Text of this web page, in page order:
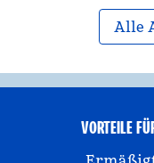
Alle
VORTEILE